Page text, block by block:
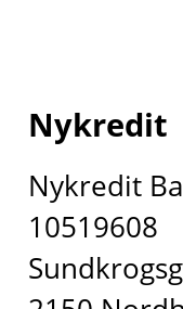
Nykredit
Nykredit
10519608